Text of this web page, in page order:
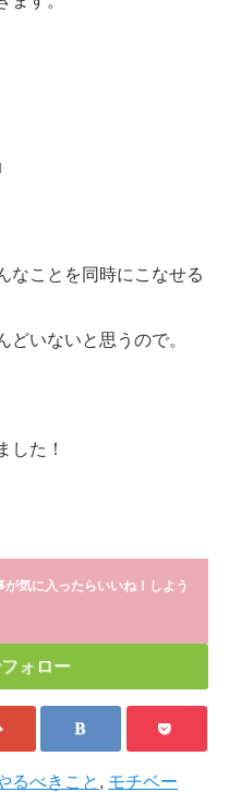
」
なことを同時にこなせる
どいないと思うので。
した！
が気に入ったらいいね！しよう
ォロー
るべきこと , モチベー